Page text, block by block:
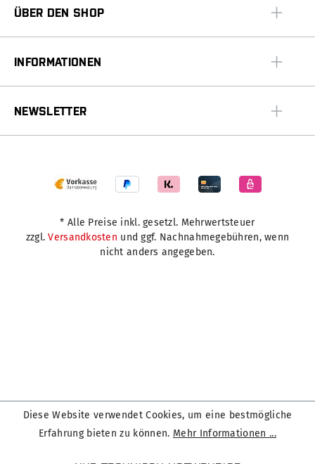
ÜBER DEN SHOP
INFORMATIONEN
NEWSLETTER
* Alle Preise inkl. gesetzl. Mehrwertsteuer
zzgl.Versandkosten und ggf. Nachnahmegebühren, wenn
nicht anders angegeben.
Diese Website verwendet Cookies, um eine bestmögliche
Erfahrung bieten zu können. Mehr Informationen ...